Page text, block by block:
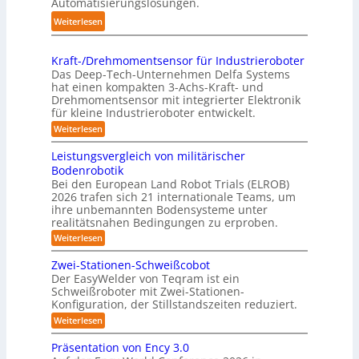
r
p
a
x
s
n
a
h
e
A
u
t
o
m
a
t
i
s
i
e
r
n
g
s
f
2
0
2
6
d
l
n
g
S
y
s
e
m
Weiterlesen:
K
m
p
a
t
e
s
3
D
-
S
t
e
r
e
o
-
K
m
Kraft-/Drehmomentsensor für Industrieroboter
Das Deep-Tech-Unternehmen Delfa Systems
hat einen kompakten 3-Achs-Kraft- und
Drehmomentsensor mit integrierter Elektronik
für kleine Industrieroboter entwickelt.
Weiterlesen:
K
a
f
t
-
/
D
r
e
h
m
o
m
e
n
t
s
e
n
Leistungsvergleich von militärischer
Bodenrobotik
Bei den European Land Robot Trials (ELROB)
2026 trafen sich 21 internationale Teams, um
ihre unbemannten Bodensysteme unter
realitätsnahen Bedingungen zu erproben.
Weiterlesen:
L
e
i
s
t
u
n
g
s
v
Zwei-Stationen-Schweißcobot
Der EasyWelder von Teqram ist ein
Schweißroboter mit Zwei-Stationen-
Konfiguration, der Stillstandszeiten reduziert.
Weiterlesen:
Z
w
e
Präsentation von Ency 3.0